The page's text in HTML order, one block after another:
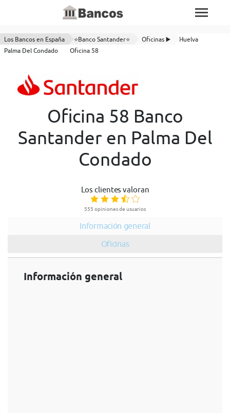
Los Bancos en España ⭐Banco Santander⭐ Oficinas ▶️
Huelva
Palma Del Condado
Oficina 58
Oficina 58 Banco
Santander en Palma Del
Condado
Los clientes valoran
555 opiniones de usuarios
Información general
Oficinas
Información general